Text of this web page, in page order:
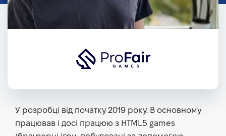
У розробці від початку 2019 року. В основному
працював і досі працюю з HTML5 games